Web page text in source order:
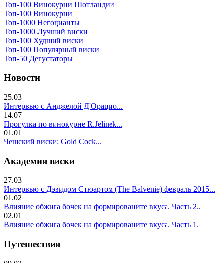
Топ-100 Винокурни Шотландии
Топ-100 Винокурни
Топ-1000 Негоцианты
Топ-1000 Лучший виски
Топ-100 Худший виски
Топ-100 Популярный виски
Топ-50 Дегустаторы
Новости
25.03
Интервью с Анджелой Д'Орацио...
14.07
Прогулка по винокурне R.Jelinek...
01.01
Чешский виски: Gold Cock...
Академия виски
27.03
Интервью с Дэвидом Стюартом (The Balvenie) февраль 2015...
01.02
Влияние обжига бочек на формированите вкуса. Часть 2..
02.01
Влияние обжига бочек на формированите вкуса. Часть 1.
Путешествия